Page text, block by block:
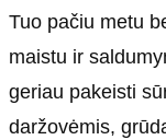
Tuo pačiu metu
maistu ir
geriau pakeisti
daržovėmis,